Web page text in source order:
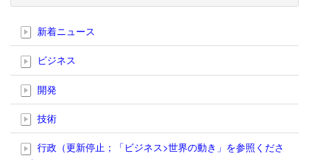
新着ニュース
ビジネス
開発
技術
行政（更新停止；「ビジネス>世界の動き」を参照くださ